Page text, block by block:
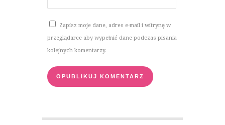
Zapisz moje dane, adres e-mail i witrynę w
przeglądarce aby wypełnić dane podczas pisania
kolejnych komentarzy.